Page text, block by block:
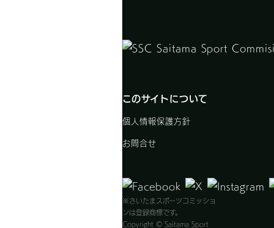
このサイトについて
個人情報保護方針
お問合せ
※さいたまスポーツコミッショ
ンは登録商標です。
Copyright © Saitama Sport